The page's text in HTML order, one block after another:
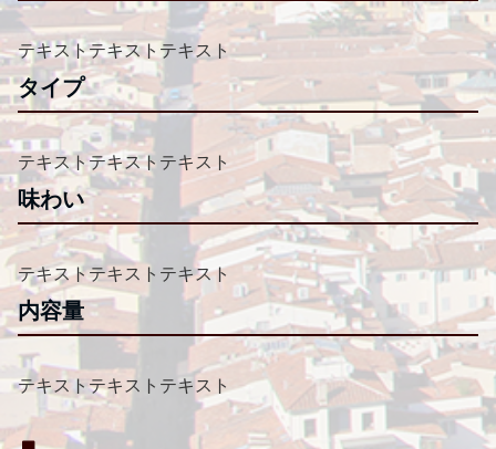
テキストテキストテキスト
タイプ
テキストテキストテキスト
味わい
テキストテキストテキスト
内容量
テキストテキストテキスト